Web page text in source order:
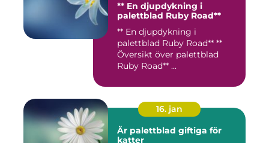
** En djupdykning i
palettblad Ruby Road**
** En djupdykning i
palettblad Ruby Road** **
Översikt över palettblad
Ruby Road** ...
16. jan
Är palettblad giftiga för
katter